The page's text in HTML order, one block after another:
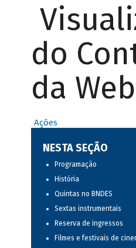
do
da Web
Ações
NESTA SEÇÃO
Programação
História
Quintas no BNDES
Sextas instrumentais
Reserva de ingressos
Filmes e festivais de